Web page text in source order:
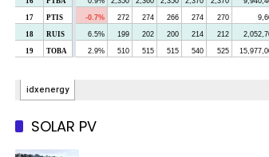
SOLAR PV